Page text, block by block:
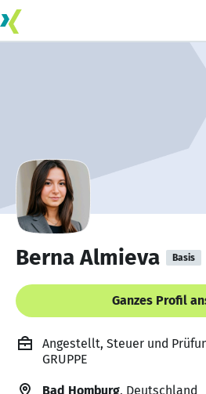
Berna Almieva Basis
Ganzes Profil
Angestellt, Steuer und
GRUPPE
Bad Homburg, Deutschland